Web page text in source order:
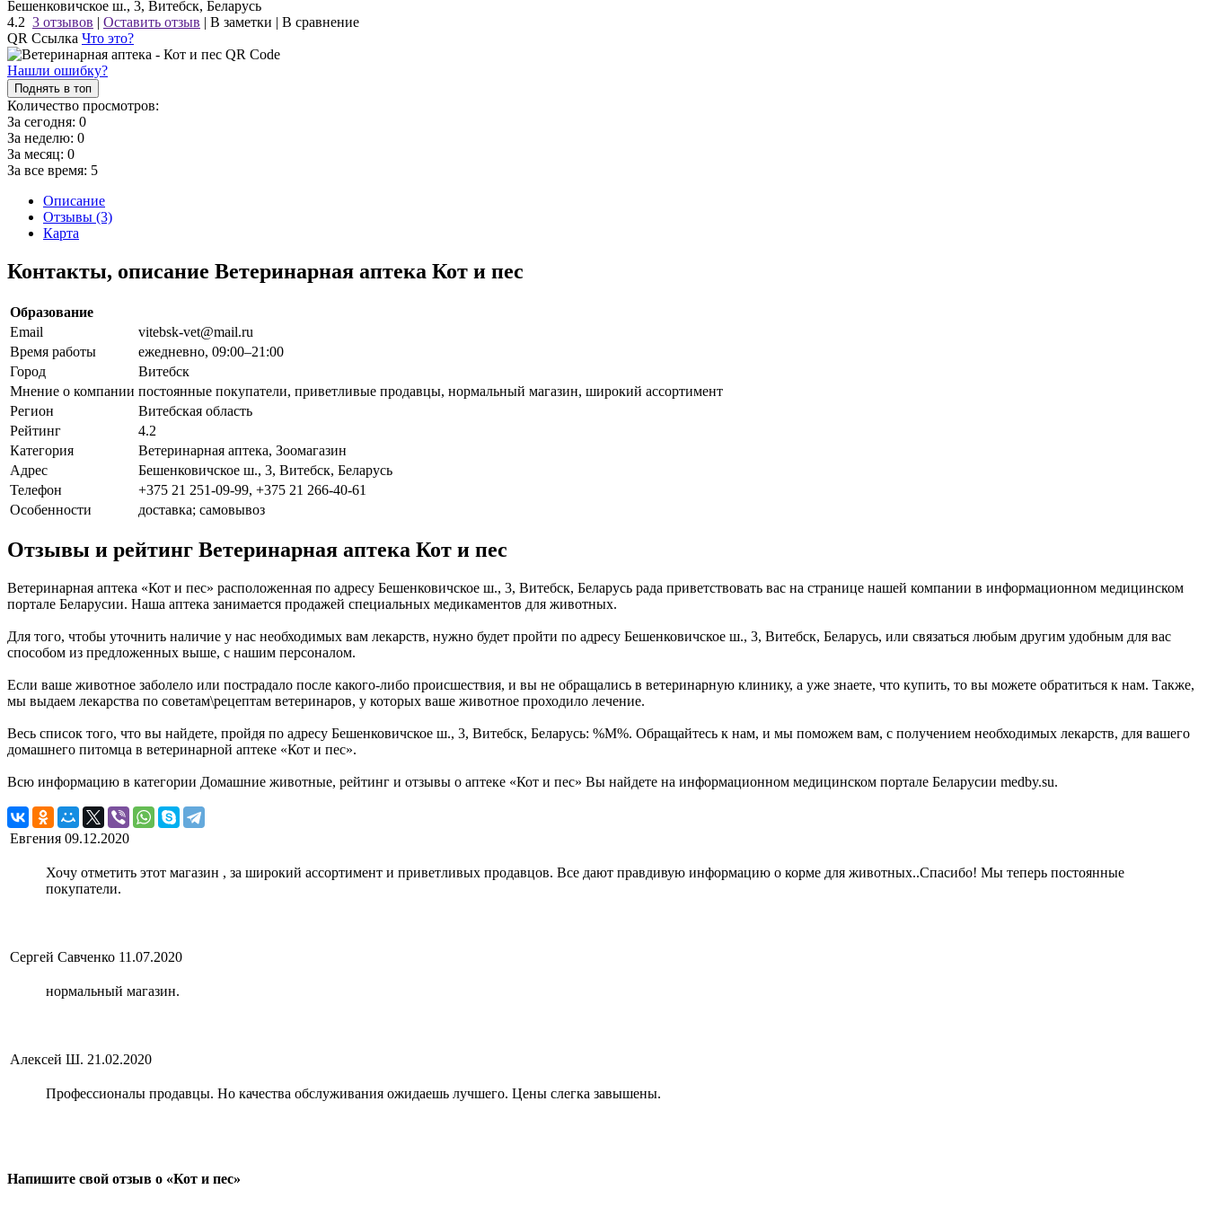
Бешенковичское ш., 3, Витебск, Беларусь
4.2 3 отзывов | Оставить отзыв | В заметки | В сравнение
QR Ссылка Что это?
Нашли ошибку?
Поднять в топ
Количество просмотров:
За сегодня: 0
За неделю: 0
За месяц: 0
За все время: 5
Описание
Отзывы (3)
Карта
Контакты, описание Ветеринарная аптека Кот и пес
Образование
Email
vitebsk-vet@mail.ru
Время работы
ежедневно, 09:00–21:00
Город
Витебск
Мнение о компании постоянные покупатели, приветливые продавцы, нормальный магазин, широкий ассортимент
Регион
Витебская область
Рейтинг
4.2
Категория
Ветеринарная аптека, Зоомагазин
Адрес
Бешенковичское ш., 3, Витебск, Беларусь
Телефон
+375 21 251-09-99, +375 21 266-40-61
Особенности
доставка; самовывоз
Отзывы и рейтинг Ветеринарная аптека Кот и пес
Ветеринарная аптека «Кот и пес» расположенная по адресу Бешенковичское ш., 3, Витебск, Беларусь рада приветствовать вас на странице нашей компании в информационном медицинском
портале Беларусии. Наша аптека занимается продажей специальных медикаментов для животных.
Для того, чтобы уточнить наличие у нас необходимых вам лекарств, нужно будет пройти по адресу Бешенковичское ш., 3, Витебск, Беларусь, или связаться любым другим удобным для вас
способом из предложенных выше, с нашим персоналом.
Если ваше животное заболело или пострадало после какого-либо происшествия, и вы не обращались в ветеринарную клинику, а уже знаете, что купить, то вы можете обратиться к нам. Также,
мы выдаем лекарства по советам\рецептам ветеринаров, у которых ваше животное проходило лечение.
Весь список того, что вы найдете, пройдя по адресу Бешенковичское ш., 3, Витебск, Беларусь: %М%. Обращайтесь к нам, и мы поможем вам, с получением необходимых лекарств, для вашего
домашнего питомца в ветеринарной аптеке «Кот и пес».
Всю информацию в категории Домашние животные, рейтинг и отзывы о аптеке «Кот и пес» Вы найдете на информационном медицинском портале Беларусии medby.su.
Евгения 09.12.2020
Хочу отметить этот магазин , за широкий ассортимент и приветливых продавцов. Все дают правдивую информацию о корме для животных..Спасибо! Мы теперь постоянные
покупатели.
Сергей Савченко 11.07.2020
нормальный магазин.
Алексей Ш. 21.02.2020
Профессионалы продавцы. Но качества обслуживания ожидаешь лучшего. Цены слегка завышены.
Напишите свой отзыв о «Кот и пес»